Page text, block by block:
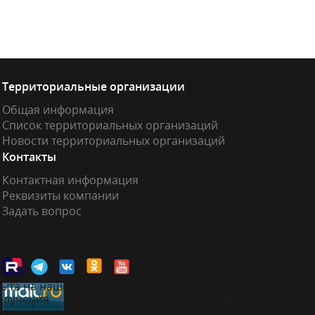
Территориальные организации
Общая информация
Список территориальных организаций
Новости территориальных организаций
Контакты
Контактная информация
Реквизиты компании
Задать вопрос
на нашем сайте.